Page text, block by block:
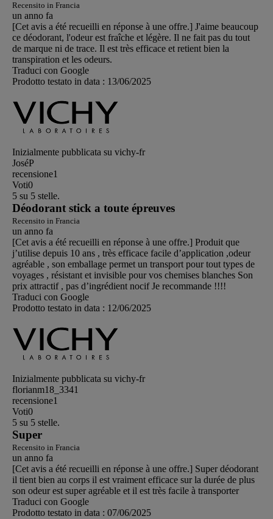
Recensito in Francia
un anno fa
[Cet avis a été recueilli en réponse à une offre.] J'aime beaucoup
ce déodorant, l'odeur est fraîche et légère. Il ne fait pas du tout
de marque ni de trace. Il est très efficace et retient bien la
transpiration et les odeurs.
Traduci con Google
Prodotto testato in data : 13/06/2025
Inizialmente pubblicata su vichy-fr
JoséP
recensione1
Voti0
5 su 5 stelle.
Déodorant stick a toute épreuves
Recensito in Francia
un anno fa
[Cet avis a été recueilli en réponse à une offre.] Produit que
j’utilise depuis 10 ans , très efficace facile d’application ,odeur
agréable , son emballage permet un transport pour tout types de
voyages , résistant et invisible pour vos chemises blanches Son
prix attractif , pas d’ingrédient nocif Je recommande !!!!
Traduci con Google
Prodotto testato in data : 12/06/2025
Inizialmente pubblicata su vichy-fr
florianm18_3341
recensione1
Voti0
5 su 5 stelle.
Super
Recensito in Francia
un anno fa
[Cet avis a été recueilli en réponse à une offre.] Super déodorant
il tient bien au corps il est vraiment efficace sur la durée de plus
son odeur est super agréable et il est très facile à transporter
Traduci con Google
Prodotto testato in data : 07/06/2025